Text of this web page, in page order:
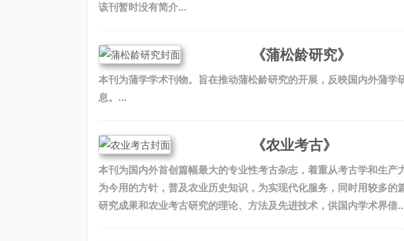
该刊暂时没有简介...
《蒲松龄研究》
本刊为蒲学学术刊物。旨在推动蒲松龄研究的开展，反映国内外蒲
息。...
《农业考古》
本刊为国内外首创篇幅最大的专业性考古杂志，着重从考古学和生
为今用的方针，普及农业历史知识，为实现代化服务，同时用较多
研究成果和农业考古研究的理论、方法及先进技术，供国内学术界借